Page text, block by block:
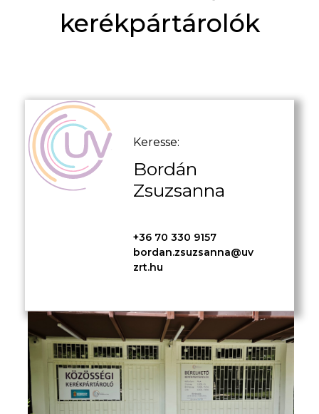
kerékpártárolók
Keresse:
Bordán
Zsuzsanna
+36 70 330 9157
bordan.zsuzsanna@uv
zrt.hu